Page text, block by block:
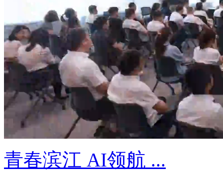
青春滨江 AI领航 ...